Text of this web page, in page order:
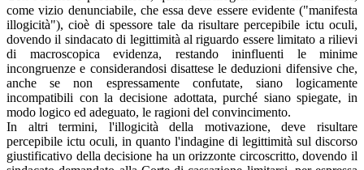
come vizio denunciabile, che essa deve essere evidente ("manifesta
illogicità"), cioè di spessore tale da risultare percepibile ictu oculi,
dovendo il sindacato di legittimità al riguardo essere limitato a rilievi
di macroscopica evidenza, restando ininfluenti le minime
incongruenze e considerandosi disattese le deduzioni difensive che,
anche se non espressamente confutate, siano logicamente
incompatibili con la decisione adottata, purché siano spiegate, in
modo logico ed adeguato, le ragioni del convincimento.
In altri termini, l'illogicità della motivazione, deve risultare
percepibile ictu oculi, in quanto l'indagine di legittimità sul discorso
giustificativo della decisione ha un orizzonte circoscritto, dovendo il